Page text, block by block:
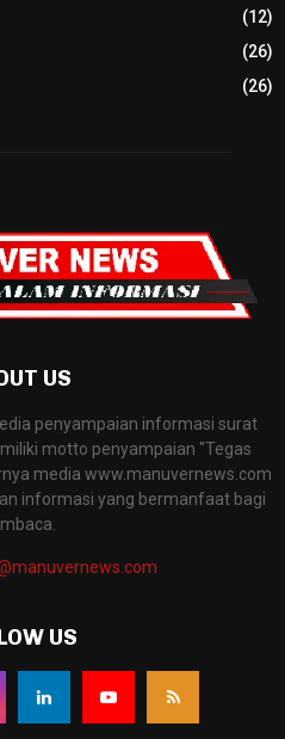
(12)
(26)
(26)
US
penyampaian informasi surat
motto penyampaian "Tegas
media www.manuvernews.com
informasi yang bermanfaat bagi
US